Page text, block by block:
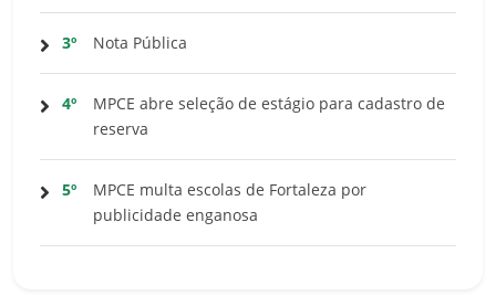
3º Nota Pública
4º
MPCE abre seleção de estágio para cadastro de
reserva
5º
MPCE multa escolas de Fortaleza por
publicidade enganosa